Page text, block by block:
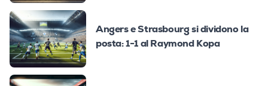
Angers e Strasbourg si dividono la
posta: 1-1 al Raymond Kopa